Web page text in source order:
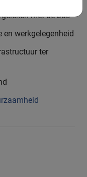
met de bus
werkgelegenheid
ter